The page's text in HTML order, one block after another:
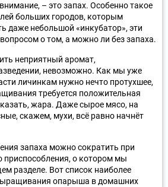
– это запах. Особенно такое
больших городов, которым
даже небольшой «инкубатор», эти
о том, а можно ли без запаха.
неприятный аромат,
невозможно. Как мы уже
личинкам нужно нечто протухшее,
требуется положительная
жара. Даже сырое мясо, на
скажем, мухи, всё равно начнёт
запаха можно сократить при
приспособления, о котором мы
разделе. Вот список наиболее
опарыша в домашних